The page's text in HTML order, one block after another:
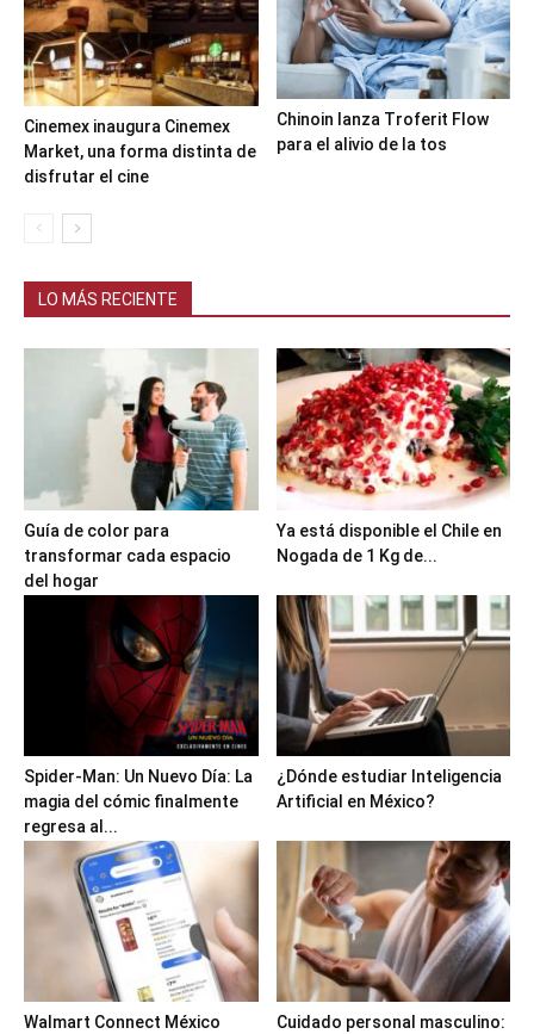
Cinemex inaugura Cinemex
Market, una forma distinta de
disfrutar el cine
Chinoin lanza Troferit Flow
para el alivio de la tos
LO MÁS RECIENTE
Guía de color para
transformar cada espacio
del hogar
Ya está disponible el Chile en
Nogada de 1 Kg de...
Spider-Man: Un Nuevo Día: La
magia del cómic finalmente
regresa al...
¿Dónde estudiar Inteligencia
Artificial en México?
Walmart Connect México
Cuidado personal masculino: